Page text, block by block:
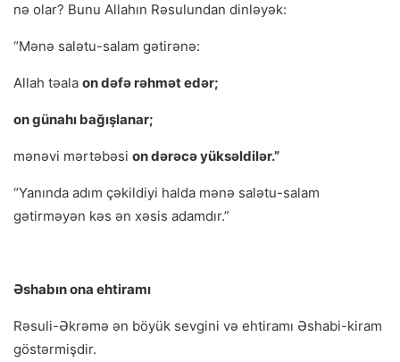
nə olar? Bunu Allahın Rəsulundan dinləyək:
“Mənə salətu-salam gətirənə:
Allah təala on dəfə rəhmət edər;
on günahı bağışlanar;
mənəvi mərtəbəsi on dərəcə yüksəldilər.”
“Yanında adım çəkildiyi halda mənə salətu-salam
gətirməyən kəs ən xəsis adamdır.”
Əshabın ona ehtiramı
Rəsuli-Əkrəmə ən böyük sevgini və ehtiramı Əshabi-kiram
göstərmişdir.